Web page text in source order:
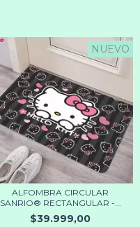
NUEVO
ALFOMBRA CIRCULAR
SANRIO® RECTANGULAR -...
$39.999,00